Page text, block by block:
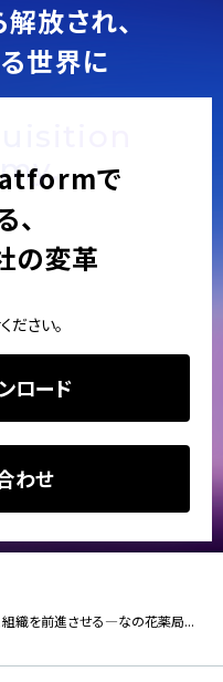
放され、
世界に
で
、
の変革
さい。
ロード
わせ
組織を前進させる―なの花薬局...